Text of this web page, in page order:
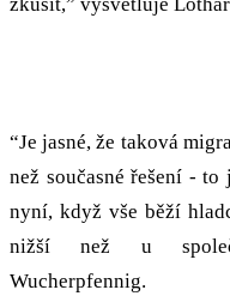
“Je jasné, že taková
než současné řešení -
nyní, když vše běží
nižší než u
Wucherpfennig.